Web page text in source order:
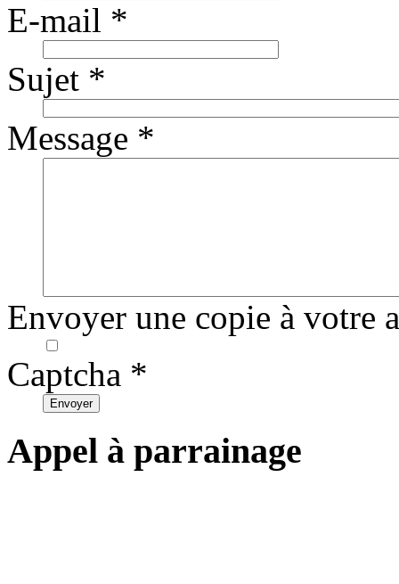
E-mail *
Sujet *
Message *
Envoyer une copie à votre
Captcha *
Envoyer
Appel à parrainage